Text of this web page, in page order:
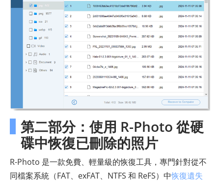
第二部分：使用 R-Photo 從硬
碟中恢復已刪除的照片
R-Photo 是一款免費、輕量級的恢復工具，專門針對從不
同檔案系統（FAT、exFAT、NTFS 和 ReFS）中恢復遺失